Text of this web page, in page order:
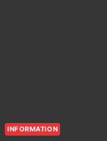
INFORMATION